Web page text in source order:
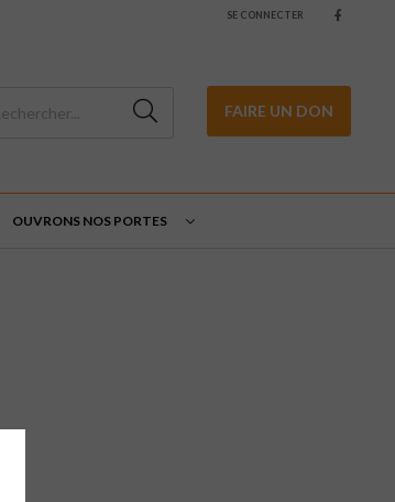
SE CONNECTER
FAIRE UN DON
OUVRONS NOS PORTES